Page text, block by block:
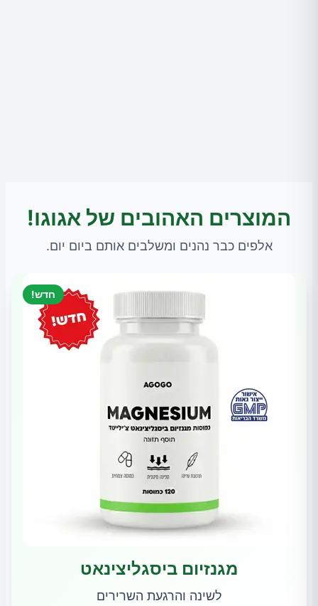
המוצרים האהובים של אגוגו!
אלפים כבר נהנים ומשלבים אותם ביום יום.
חדש!
מגנזיום ביסגליצינאט
לשינה והרגעת השרירים